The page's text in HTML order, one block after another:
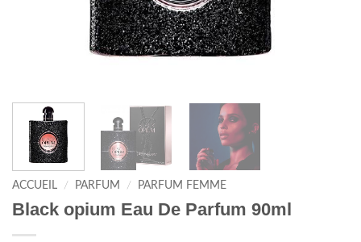
ACCUEIL / PARFUM / PARFUM FEMME
Black opium Eau De Parfum 90ml